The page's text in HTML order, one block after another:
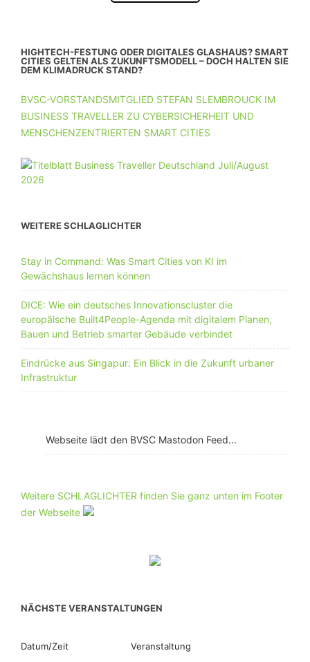
HIGHTECH-FESTUNG ODER DIGITALES GLASHAUS? SMART
CITIES GELTEN ALS ZUKUNFTSMODELL – DOCH HALTEN SIE
DEM KLIMADRUCK STAND?
BVSC-VORSTANDSMITGLIED STEFAN SLEMBROUCK IM
BUSINESS TRAVELLER ZU CYBERSICHERHEIT UND
MENSCHENZENTRIERTEN SMART CITIES
WEITERE SCHLAGLICHTER
Stay in Command: Was Smart Cities von KI im
Gewächshaus lernen können
DICE: Wie ein deutsches Innovationscluster die
europäische Built4People-Agenda mit digitalem Planen,
Bauen und Betrieb smarter Gebäude verbindet
Eindrücke aus Singapur: Ein Blick in die Zukunft urbaner
Infrastruktur
Webseite lädt den BVSC Mastodon Feed...
Weitere SCHLAGLICHTER finden Sie ganz unten im Footer
der Webseite
NÄCHSTE VERANSTALTUNGEN
Datum/Zeit Veranstaltung